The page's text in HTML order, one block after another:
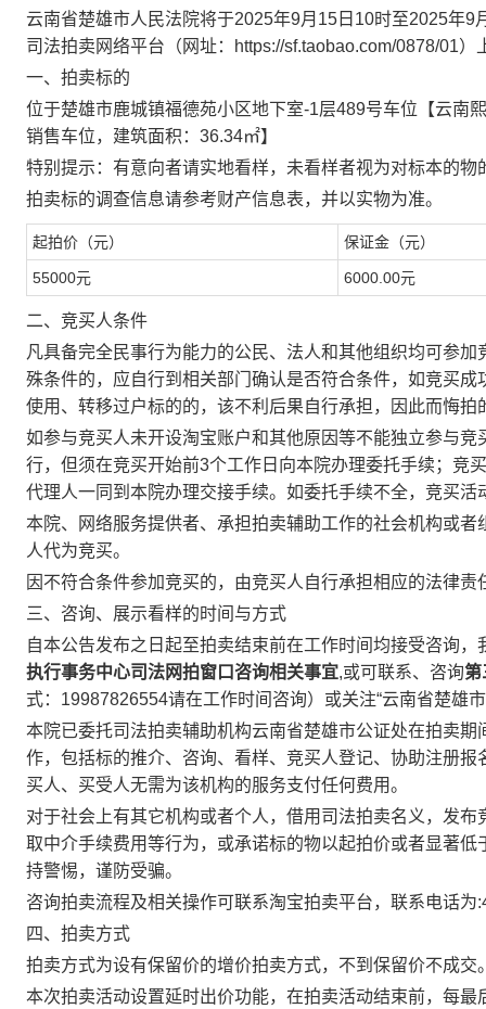
云南省楚雄市人民法院将于2025年9月 15 日 10时至2025年9
司法拍卖网络平台（网址：
https://sf.taobao.com/0878/01）
一、拍卖标的
位于楚雄市鹿城镇福德苑小区地下室-1层489号车位【云南
销售车位，建筑面积： 36.34㎡】
特别提示：有意向者请实地看样，未看样者视为对标本的物
拍卖标的调查信息请参考财产信息表，并以实物为准。
起拍价（元） 保证金（元）
55000元 6000.00元
二、竞买人条件
凡具备完全民事行为能力的公民、法人和其他组织均可参
殊条件的，应自行到相关部门确认是否符合条件，如竞买
使用、转移过户标的的，该不利后果自行承担，因此而悔拍
如参与竞买人未开设淘宝账户和其他原因等不能独立参与
行，但须在竞买开始前3个工作日向本院办理委托手续；竞
代理人一同到本院办理交接手续。如委托手续不全，竞买
本院、网络服务提供者、承担拍卖辅助工作的社会机构或
人代为竞买。
因不符合条件参加竞买的，由竞买人自行承担相应的法律责
三、咨询、展示看样的时间与方式
自本公告发布之日起至拍卖结束前在工作时间均接受咨询
执行事务中心司法网拍窗口咨询相关事宜,或可联系、咨询第
式： 19987826554请在工作时间咨询） 或关注“云南省楚雄
本院已委托司法拍卖辅助机构云南省楚雄市公证处在拍卖
作，包括标的推介、咨询、看样、竞买人登记、协助注册
买人、买受人无需为该机构的服务支付任何费用。
对于社会上有其它机构或者个人，借用司法拍卖名义，发
取中介手续费用等行为，或承诺标的物以起拍价或者显著
持警惕，谨防受骗。
咨询拍卖流程及相关操作可联系淘宝拍卖平台，联系电话为
四、拍卖方式
拍卖方式为设有保留价的增价拍卖方式，不到保留价不成交
本次拍卖活动设置延时出价功能，在拍卖活动结束前，每最